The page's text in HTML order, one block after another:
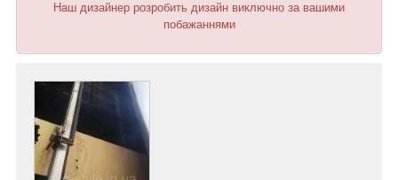
Наш дизайнер розробить дизайн виключно за вашими
побажаннями